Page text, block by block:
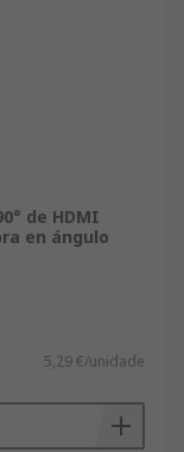
de HDMI
en ángulo
5,29 €/unidade